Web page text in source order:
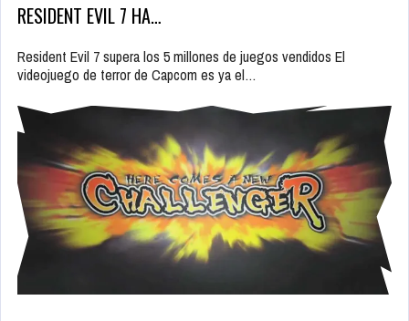
RESIDENT EVIL 7 HA…
Resident Evil 7 supera los 5 millones de juegos vendidos El
videojuego de terror de Capcom es ya el…